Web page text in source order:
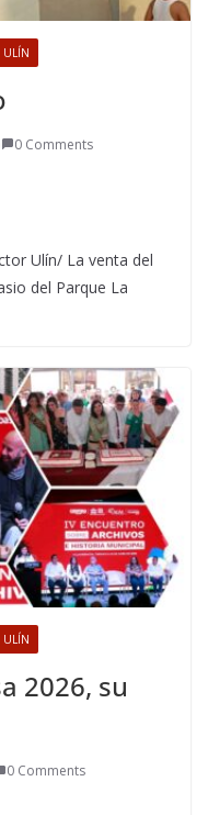
ULÍN
0 Comments
Ulín/ La venta del
del Parque La
ULÍN
2026, su
0 Comments